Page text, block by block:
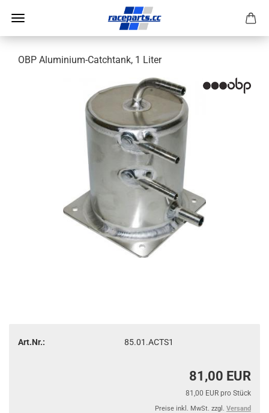
OBP Aluminium-Catchtank, 1 Liter
Art.Nr.: 85.01.ACTS1
81,00 EUR
81,00 EUR pro Stück
Preise inkl. MwSt. zzgl. Versand